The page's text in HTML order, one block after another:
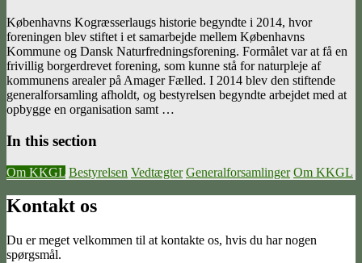
Københavns Kogræsserlaugs historie begyndte i 2014, hvor
foreningen blev stiftet i et samarbejde mellem Københavns
Kommune og Dansk Naturfredningsforening. Formålet var at få en
frivillig borgerdrevet forening, som kunne stå for naturpleje af
kommunens arealer på Amager Fælled. I 2014 blev den stiftende
generalforsamling afholdt, og bestyrelsen begyndte arbejdet med at
opbygge en organisation samt …
In this section
Om KKGL Bestyrelsen Vedtægter Generalforsamlinger Om KKGL
Kontakt os
Du er meget velkommen til at kontakte os, hvis du har nogen
spørgsmål.